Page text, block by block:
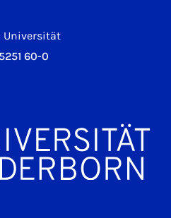
Universität
60-0